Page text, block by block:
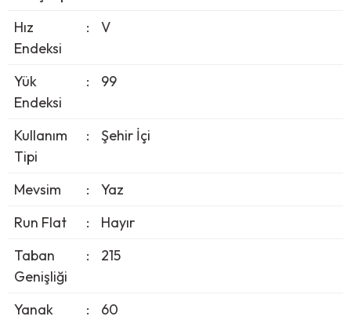
Hız
Endeksi
: V
Yük
Endeksi
: 99
Kullanım
Tipi
: Şehir İçi
Mevsim :
Yaz
Run Flat
:
Hayır
Taban
Genişliği
: 215
Yanak
: 60